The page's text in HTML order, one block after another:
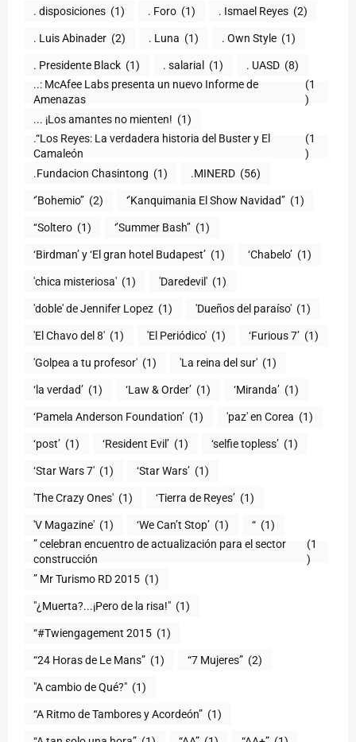
. disposiciones (1) . Foro (1) . Ismael Reyes (2)
. Luis Abinader (2) . Luna (1) . Own Style (1)
. Presidente Black (1) . salarial (1) . UASD (8)
..: McAfee Labs presenta un nuevo Informe de
(1
)
... ¡Los amantes no mienten! (1)
.“Los Reyes: La verdadera historia del Buster y El
Camaleón
(1
)
.Fundacion Chasintong (1) .MINERD (56)
‘’Bohemio’’ (2) ‘’Kanquimania El Show Navidad’’ (1)
‘‘Soltero (1) ‘’Summer Bash’’ (1)
‘Birdman’ y ‘El gran hotel Budapest’ (1) ‘Chabelo’ (1)
'chica misteriosa' (1) 'Daredevil' (1)
'doble' de Jennifer Lopez (1) 'Dueños del paraíso' (1)
'El Chavo del 8' (1) 'El Periódico' (1) ‘Furious 7’ (1)
'Golpea a tu profesor' (1) 'La reina del sur' (1)
‘la verdad’ (1) ‘Law & Order’ (1) ‘Miranda’ (1)
‘Pamela Anderson Foundation’ (1) 'paz' en Corea (1)
‘post’ (1) ‘Resident Evil’ (1) ‘selfie topless’ (1)
‘Star Wars 7′ (1) ‘Star Wars’ (1)
'The Crazy Ones' (1) ‘Tierra de Reyes’ (1)
'V Magazine' (1) ‘We Can’t Stop’ (1) “ (1)
” celebran encuentro de actualización para el sector
construcción
(1
)
” Mr Turismo RD 2015 (1)
"¿Muerta?...¡Pero de la risa!" (1)
“#Twiengagement 2015 (1)
“24 Horas de Le Mans” (1) “7 Mujeres” (2)
(1)
“A Ritmo de Tambores y Acordeón” (1)